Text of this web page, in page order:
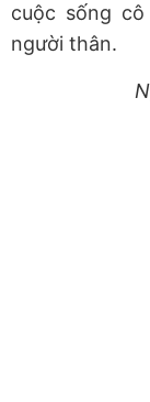
cuộc sống
người thân.